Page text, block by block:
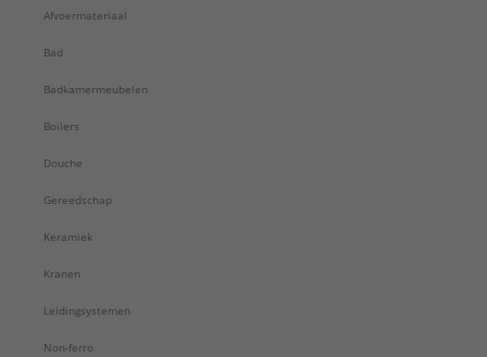
Afvoermateriaal
Bad
Badkamermeubelen
Boilers
Douche
Gereedschap
Keramiek
Kranen
Leidingsystemen
Non-ferro